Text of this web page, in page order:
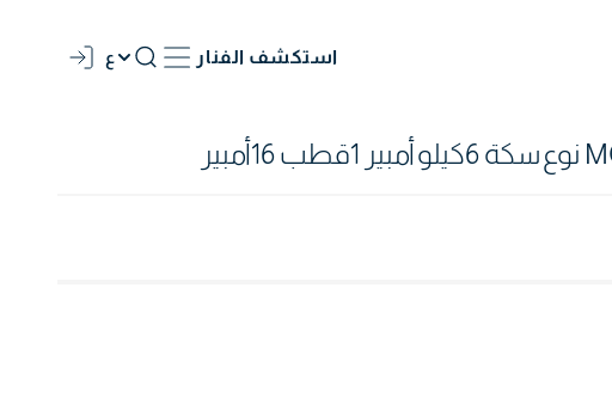
استكشف الفنار ع